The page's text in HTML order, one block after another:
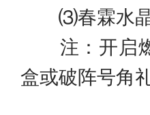
⑶春霖水晶
注：开启燃
盒或破阵号角